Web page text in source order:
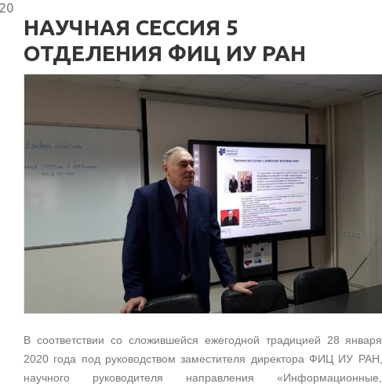
НАУЧНАЯ СЕССИЯ 5
ОТДЕЛЕНИЯ ФИЦ ИУ РАН
В соответствии со сложившейся ежегодной традицией 28 января
2020 года под руководством заместителя директора ФИЦ ИУ РАН,
научного руководителя направления «Информационные,